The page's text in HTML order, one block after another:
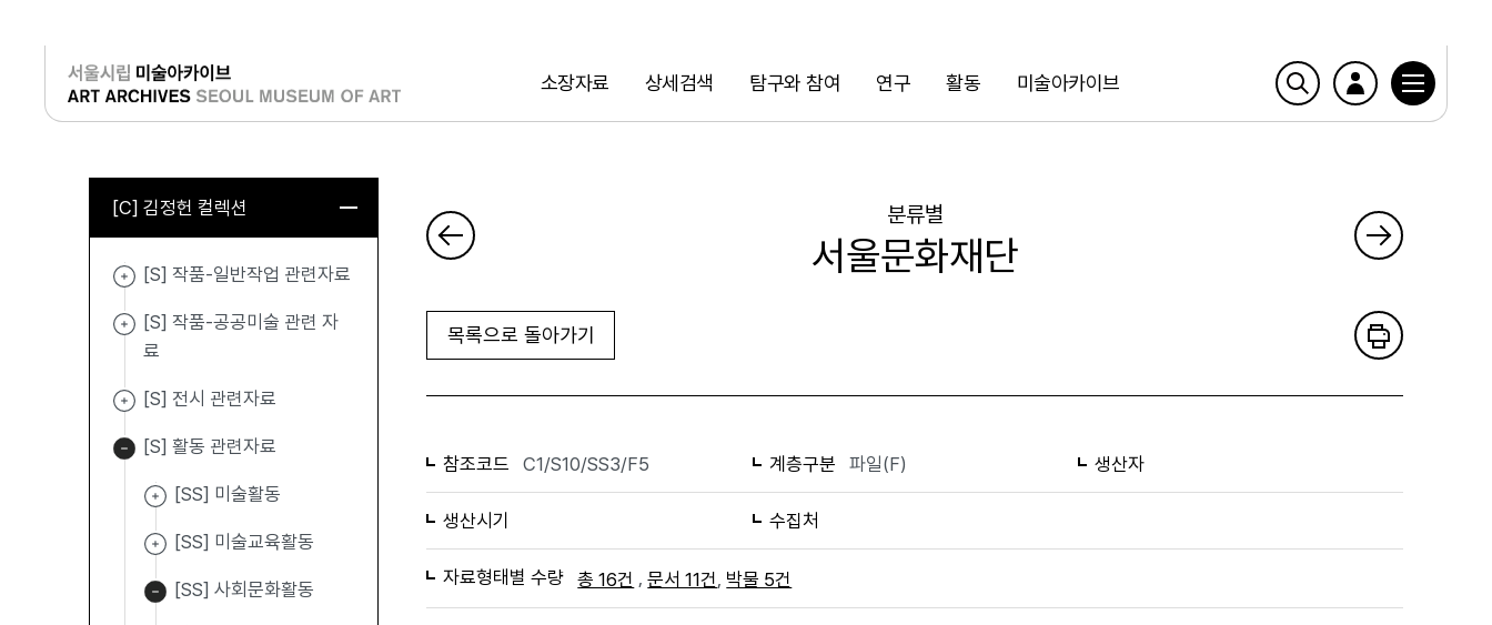
소장자료 상세검색 탐구와 참여 연구 활동 미술아카이브
검색
로그인
[C] 김정헌 컬렉션
[S] 작품-일반작업 관련자료
[S] 작품-공공미술 관련 자
료
[S] 전시 관련자료
[S] 활동 관련자료
[SS] 미술활동
[SS] 미술교육활동
[SS] 사회문화활동
분류별
서울문화재단
목록으로 돌아가기
참조코드 C1/S10/SS3/F5 계층구분 파일(F) 생산자
생산시기 수집처
자료형태별 수량 총 16건 ,문서 11건 박물 5건